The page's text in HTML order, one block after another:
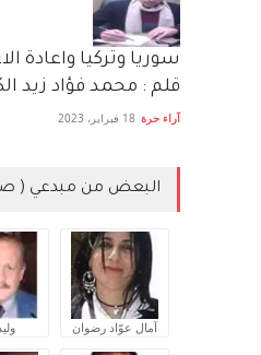
سوريا وتركيا واعادة
قلم : محمد فؤاد زيد
آراء حرة 18 فبراير، 2023
البعض من مبدعي (
آمال عوّاد رضوان